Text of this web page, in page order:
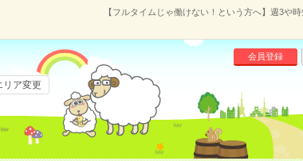
【フルタイムじゃ働けない！という方へ】週3や
会員登録
リア変更